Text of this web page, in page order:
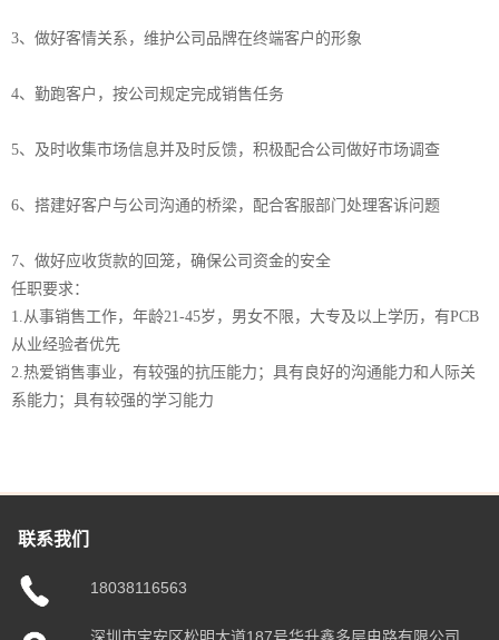
3、做好客情关系，维护公司品牌在终端客户的形象
4、勤跑客户，按公司规定完成销售任务
5、及时收集市场信息并及时反馈，积极配合公司做好市场调查
6、搭建好客户与公司沟通的桥梁，配合客服部门处理客诉问题
7、做好应收货款的回笼，确保公司资金的安全
任职要求：
1.从事销售工作，年龄21-45岁，男女不限，大专及以上学历，有PCB
从业经验者优先
2.热爱销售事业，有较强的抗压能力；具有良好的沟通能力和人际关
系能力；具有较强的学习能力
联系我们
18038116563
深圳市宝安区松明大道187号华升鑫多层电路有限公司